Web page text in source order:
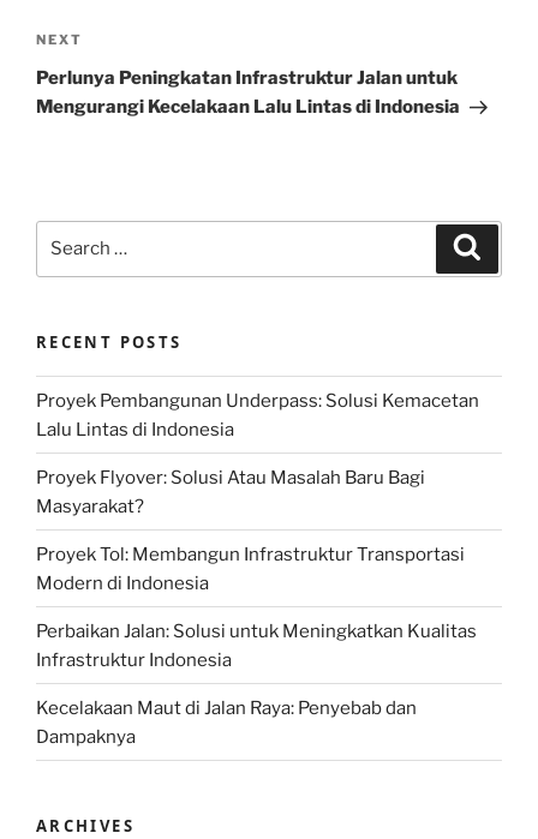
Next
Post
NEXT
Perlunya Peningkatan Infrastruktur Jalan untuk
Mengurangi Kecelakaan Lalu Lintas di Indonesia
RECENT POSTS
Proyek Pembangunan Underpass: Solusi Kemacetan
Lalu Lintas di Indonesia
Proyek Flyover: Solusi Atau Masalah Baru Bagi
Masyarakat?
Proyek Tol: Membangun Infrastruktur Transportasi
Modern di Indonesia
Perbaikan Jalan: Solusi untuk Meningkatkan Kualitas
Infrastruktur Indonesia
Kecelakaan Maut di Jalan Raya: Penyebab dan
Dampaknya
ARCHIVES